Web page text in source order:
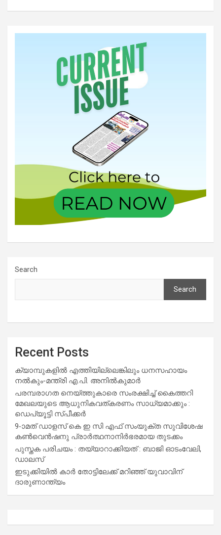
Search
Search
Recent Posts
ക്യാമ്പുകളിൽ എത്തിയില്ലെങ്കിലും ധനസഹായം
നൽകും-മന്ത്രി എ.പി. അനിൽകുമാർ
പരമ്പരാഗത നെയ്ത്തുകാരെ സംരക്ഷിച്ച് കൈത്തറി
മേഖലയുടെ ആധുനികവത്കരണം സാധ്യമാക്കും :
ഡെപ്യൂട്ടി സ്പീക്കർ
9-ാമത് ഡാളസ് കെ ഇ സി എഫ് സംയുക്ത സുവിശേഷ
കൺവെൻഷനു പ്രാർത്ഥനാനിർഭരമായ തുടക്കം
പുസ്തക പരിചയം : തയ്യാറാക്കിയത് : ബാജി ഓടംവേലി,
ഡാലസ്
ഇടുക്കിയിൽ കാർ തോട്ടിലേക്ക് മറിഞ്ഞ് യുവാവിന്
ദാരുണാന്ത്യം